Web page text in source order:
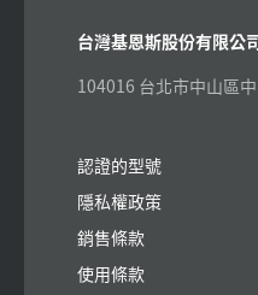
台灣基恩斯股份有限公
104016 台北市中山區
認證的型號
隱私權政策
銷售條款
使用條款